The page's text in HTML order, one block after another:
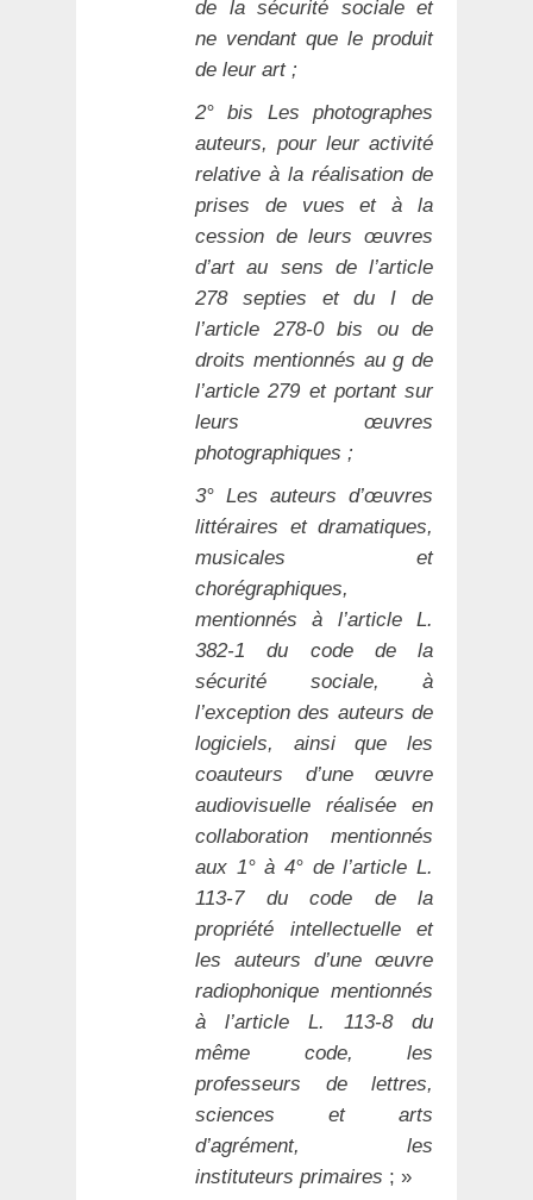
de la sécurité sociale et
ne vendant que le produit
de leur art ;
2° bis Les photographes
auteurs, pour leur activité
relative à la réalisation de
prises de vues et à la
cession de leurs œuvres
d’art au sens de l’article
278 septies et du I de
l’article 278-0 bis ou de
droits mentionnés au g de
l’article 279 et portant sur
leurs œuvres
photographiques ;
3° Les auteurs d’œuvres
littéraires et dramatiques,
musicales et
chorégraphiques,
mentionnés à l’article L.
382-1 du code de la
sécurité sociale, à
l’exception des auteurs de
logiciels, ainsi que les
coauteurs d’une œuvre
audiovisuelle réalisée en
collaboration mentionnés
aux 1° à 4° de l’article L.
113-7 du code de la
propriété intellectuelle et
les auteurs d’une œuvre
radiophonique mentionnés
à l’article L. 113-8 du
même code, les
professeurs de lettres,
sciences et arts
d’agrément, les
instituteurs primaires ; »